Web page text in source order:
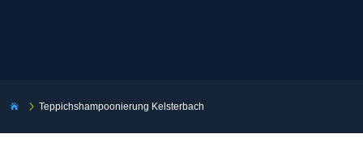
 5Teppichshampoonierung Kelsterbach